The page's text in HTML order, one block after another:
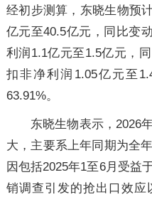
经初步测算，东晓生物预
亿元至40.5亿元，同比变
利润1.1亿元至1.5亿元，
扣非净利润1.05亿元至
63.91%。
东晓生物表示，2026
大，主要系上年同期为全
因包括2025年1至6月受益
销调查引发的抢出口效应